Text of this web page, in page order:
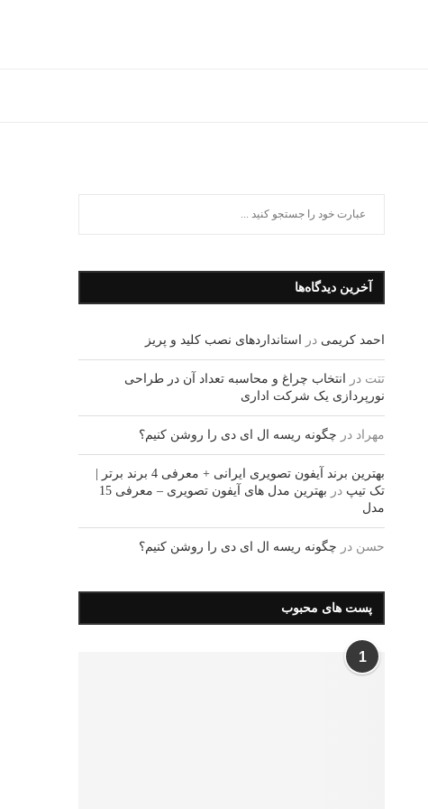
آخرین دیدگاه‌ها
احمد کریمی در استانداردهای نصب کلید و پریز
تتت در
انتخاب چراغ و محاسبه تعداد آن در طراحی
نورپردازی یک شرکت اداری
مهراد در چگونه ریسه ال ای دی را روشن کنیم؟
بهترین برند آیفون تصویری ایرانی + معرفی 4 برند برتر |
تک تیپ در
بهترین مدل های آیفون تصویری – معرفی 15
مدل
حسن در چگونه ریسه ال ای دی را روشن کنیم؟
پست های محبوب
1